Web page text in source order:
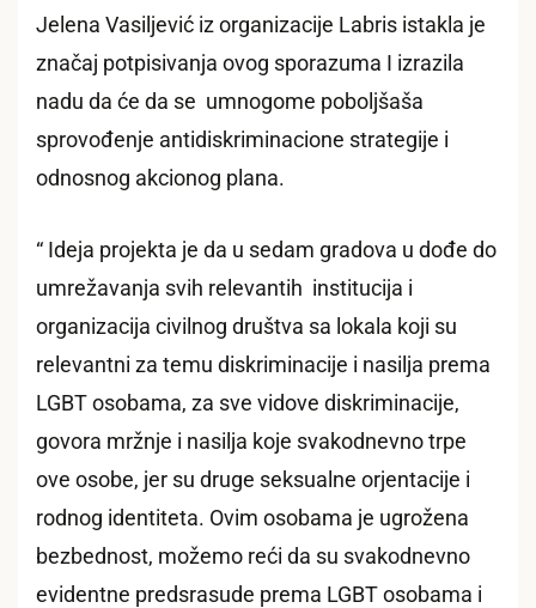
Jelena Vasiljević iz organizacije Labris istakla je
značaj potpisivanja ovog sporazuma I izrazila
nadu da će da se umnogome poboljšaša
sprovođenje antidiskriminacione strategije i
odnosnog akcionog plana.
“ Ideja projekta je da u sedam gradova u dođe do
umrežavanja svih relevantih institucija i
organizacija civilnog društva sa lokala koji su
relevantni za temu diskriminacije i nasilja prema
LGBT osobama, za sve vidove diskriminacije,
govora mržnje i nasilja koje svakodnevno trpe
ove osobe, jer su druge seksualne orjentacije i
rodnog identiteta. Ovim osobama je ugrožena
bezbednost, možemo reći da su svakodnevno
evidentne predsrasude prema LGBT osobama i